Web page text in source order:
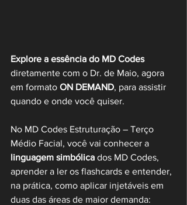
Explore a essência do MD Codes
diretamente com o Dr. de Maio, agora
em formato ON DEMAND, para assistir
quando e onde você quiser.
No MD Codes Estruturação – Terço
Médio Facial, você vai conhecer a
linguagem simbólica dos MD Codes,
aprender a ler os flashcards e entender,
na prática, como aplicar injetáveis em
duas das áreas de maior demanda: